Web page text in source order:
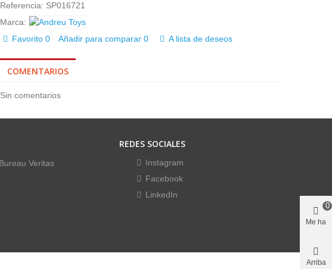
Referencia: SP016721
Marca:
Favorito 0 Añadir para comparar 0 A lista de deseos
COMENTARIOS
Sin comentarios
REDES SOCIALES
Instagram
Facebook
LinkedIn
Me ha
0
Arriba